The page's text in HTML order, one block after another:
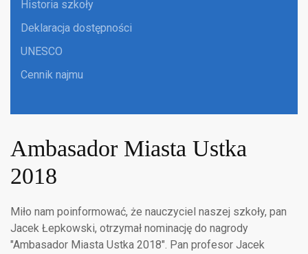
Historia szkoły
Deklaracja dostępności
UNESCO
Cennik najmu
Ambasador Miasta Ustka
2018
Miło nam poinformować, że nauczyciel naszej szkoły, pan
Jacek Łepkowski, otrzymał nominację do nagrody
"Ambasador Miasta Ustka 2018". Pan profesor Jacek